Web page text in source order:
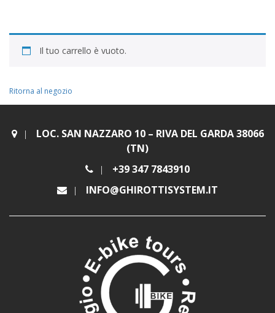
Il tuo carrello è vuoto.
Ritorna al negozio
LOC. SAN NAZZARO 10 – RIVA DEL GARDA 38066
(TN)
+39 347 7843910
INFO@GHIROTTISYSTEM.IT